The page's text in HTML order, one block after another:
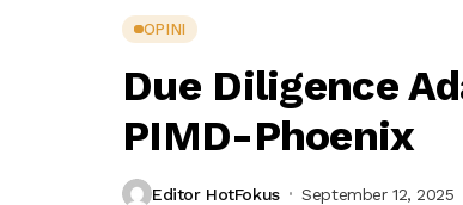
OPINI
Due Diligence
PIMD-Phoenix
Editor HotFokus September 12, 2025